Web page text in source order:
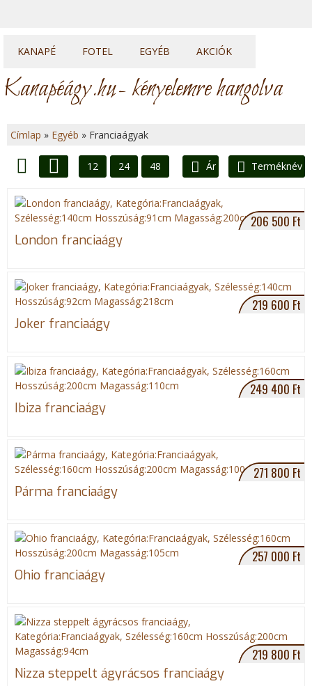
Kanapéágy.hu- kényelemre hangolva
KANAPÉ
Kanapék
Sarok kanapék
Elemes kanapék
FOTEL
Fotelek
Fotelágyak
EGYÉB
Heverők
Franciaágyak
AKCIÓK
e
e
h
e
Címlap » Egyéb » Franciaágyak
12 24 48 Ár
Terméknév
206 500 Ft
London franciaágy
219 600 Ft
Joker franciaágy
249 400 Ft
Ibiza franciaágy
271 800 Ft
Párma franciaágy
257 000 Ft
Ohio franciaágy
219 800 Ft
Nizza steppelt ágyrácsos franciaágy